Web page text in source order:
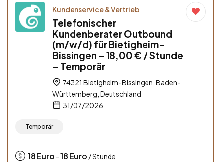
Kundenservice & Vertrieb
Telefonischer
Kundenberater Outbound
(m/w/d) für Bietigheim-
Bissingen – 18,00 € / Stunde
– Temporär
74321 Bietigheim-Bissingen, Baden-
Württemberg, Deutschland
31/07/2026
Temporär
18Euro -18Euro / Stunde